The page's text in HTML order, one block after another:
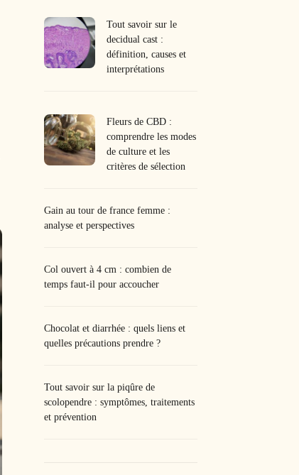
Tout savoir sur le
decidual cast :
définition, causes et
interprétations
Fleurs de CBD :
comprendre les modes
de culture et les
critères de sélection
Gain au tour de france femme :
analyse et perspectives
Col ouvert à 4 cm : combien de
temps faut-il pour accoucher
Chocolat et diarrhée : quels liens et
quelles précautions prendre ?
Tout savoir sur la piqûre de
scolopendre : symptômes, traitements
et prévention